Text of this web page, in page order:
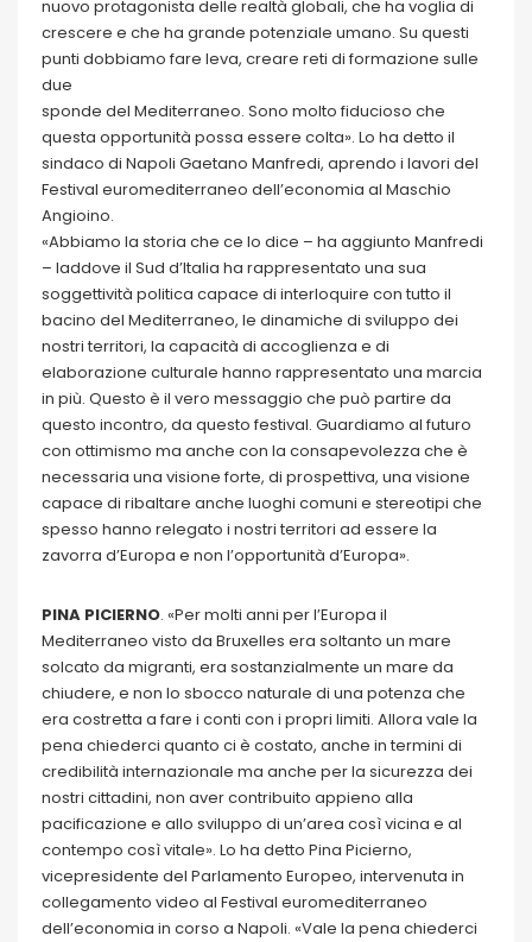
nuovo protagonista delle realtà globali, che ha voglia di
crescere e che ha grande potenziale umano. Su questi
punti dobbiamo fare leva, creare reti di formazione sulle
due
sponde del Mediterraneo. Sono molto fiducioso che
questa opportunità possa essere colta». Lo ha detto il
sindaco di Napoli Gaetano Manfredi, aprendo i lavori del
Festival euromediterraneo dell’economia al Maschio
Angioino.
«Abbiamo la storia che ce lo dice – ha aggiunto Manfredi
– laddove il Sud d’Italia ha rappresentato una sua
soggettività politica capace di interloquire con tutto il
bacino del Mediterraneo, le dinamiche di sviluppo dei
nostri territori, la capacità di accoglienza e di
elaborazione culturale hanno rappresentato una marcia
in più. Questo è il vero messaggio che può partire da
questo incontro, da questo festival. Guardiamo al futuro
con ottimismo ma anche con la consapevolezza che è
necessaria una visione forte, di prospettiva, una visione
capace di ribaltare anche luoghi comuni e stereotipi che
spesso hanno relegato i nostri territori ad essere la
zavorra d’Europa e non l’opportunità d’Europa».
PINA PICIERNO. «Per molti anni per l’Europa il
Mediterraneo visto da Bruxelles era soltanto un mare
solcato da migranti, era sostanzialmente un mare da
chiudere, e non lo sbocco naturale di una potenza che
era costretta a fare i conti con i propri limiti. Allora vale la
pena chiederci quanto ci è costato, anche in termini di
credibilità internazionale ma anche per la sicurezza dei
nostri cittadini, non aver contribuito appieno alla
pacificazione e allo sviluppo di un’area così vicina e al
contempo così vitale». Lo ha detto Pina Picierno,
vicepresidente del Parlamento Europeo, intervenuta in
collegamento video al Festival euromediterraneo
dell’economia in corso a Napoli. «Vale la pena chiederci